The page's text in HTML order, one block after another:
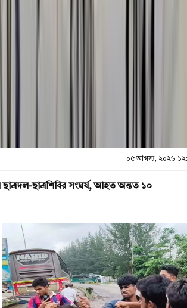
০৫ আগস্ট, ২০২৬
ছাত্রদল-ছাত্রশিবির সংঘর্ষ, আহত অন্তত ১০